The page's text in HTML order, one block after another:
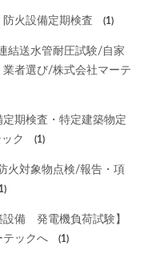
火設備定期検査 (1)
結送水管耐圧試験/自家
者選び/株式会社マーテ
期検査・特定建築物定
ク
(1)
火対象物点検/報告・項
備 発電機負荷試験】
ックへ
(1)